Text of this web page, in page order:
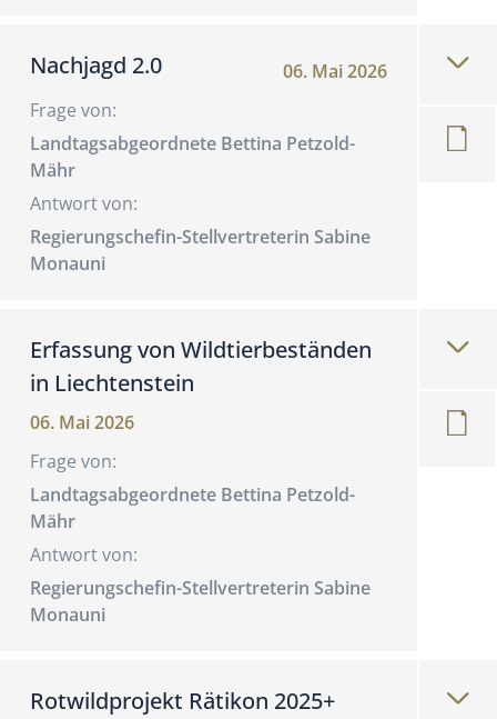
Nachjagd 2.0
06. Mai 2026
Frage von:
Landtagsabgeordnete Bettina Petzold-
Mähr
Antwort von:
Regierungschefin-Stellvertreterin Sabine
Monauni
Erfassung von Wildtierbeständen
in Liechtenstein
06. Mai 2026
Frage von:
Landtagsabgeordnete Bettina Petzold-
Mähr
Antwort von:
Regierungschefin-Stellvertreterin Sabine
Monauni
Rotwildprojekt Rätikon 2025+